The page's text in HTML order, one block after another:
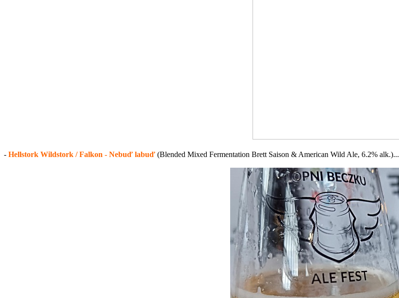
- Hellstork Wildstork / Falkon - Nebuď labuď (Blended Mixed Fermentation Brett Saison & American Wild Ale, 6.2% alk.)...